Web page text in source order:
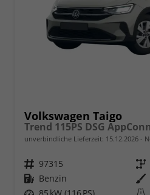
Volkswagen Taigo
unverbindliche Lieferzeit: 15.12.2026
Fahrzeugnr. 97315 Getriebe
Kraftstoff Benzin Außenfarbe